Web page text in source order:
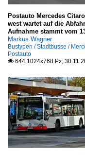
Postauto Mercedes
west wartet auf die
Aufnahme stammt vom
Markus Wagner
Bustypen / Stadtbusse /
Postauto
 644 1024x768 Px,